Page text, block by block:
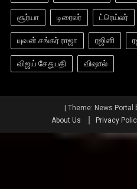
சூர்யா டிரைலர் ட்ரெய்லர்
யுவன் சங்கர் ராஜா ரஜினி
விஜய் சேதுபதி விஷால்
Theme: News Portal
About Us
Privacy